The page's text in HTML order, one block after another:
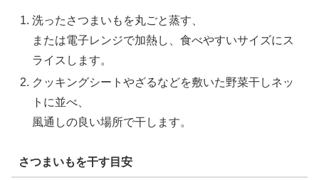
洗ったさつまいもを丸ごと蒸す、
または電子レンジで加熱し、食べやすいサイズにス
ライスします。
クッキングシートやざるなどを敷いた野菜干しネッ
トに並べ、
風通しの良い場所で干します。
さつまいもを干す目安